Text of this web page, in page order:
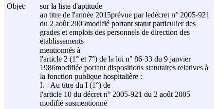
Objet:
sur la liste d'aptitude
au titre de l'année 2015prévue par ledécret n° 2005-921
du 2 août 2005modifié portant statut particulier des
grades et emplois des personnels de direction des
établissements
mentionnés à
l'article 2 (1° et 7°) de la loi n° 86-33 du 9 janvier
1986modifiée portant dispositions statutaires relatives à
la fonction publique hospitalière :
I. - Au titre du I (1°) de
l'article 10 du décret n° 2005-921 du 2 août 2005
modifié susmentionné